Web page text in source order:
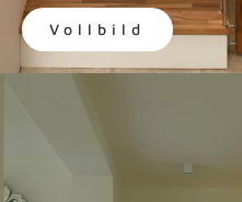
Vollbild